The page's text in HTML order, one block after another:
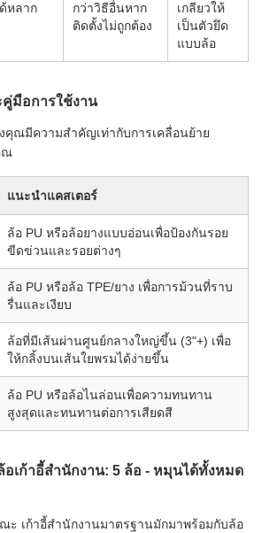
หลาก
กว่าวิธีอื่นหาก
ติดตั้งไม่ถูกต้อง
เกลียวให้
เป็นตัวยึด
แบบล้อ
มือการใช้งาน
คุณมีความสำคัญเท่ากับการเคลื่อนย้าย
ณ
แนะนำแคสเตอร์
ล้อ PU หรือล้อยางแบบอ่อนเพื่อป้องกันรอย
ขีดข่วนและรอยต่างๆ
ล้อ PU หรือล้อ TPE/ยาง เพื่อการม้วนที่ราบ
รื่นและเงียบ
ล้อที่มีเส้นผ่านศูนย์กลางใหญ่ขึ้น (3"+) เพื่อ
ให้กลิ้งบนเส้นใยพรมได้ง่ายขึ้น
ล้อ PU หรือล้อไนล่อนเพื่อความทนทาน
สูงสุดและทนทานต่อการเสียดสี
เก้าอี้สำนักงาน: 5 ล้อ - หมุนได้ทั้งหมด
ะ เก้าอี้สำนักงานมาตรฐานมักมาพร้อมกับล้อ